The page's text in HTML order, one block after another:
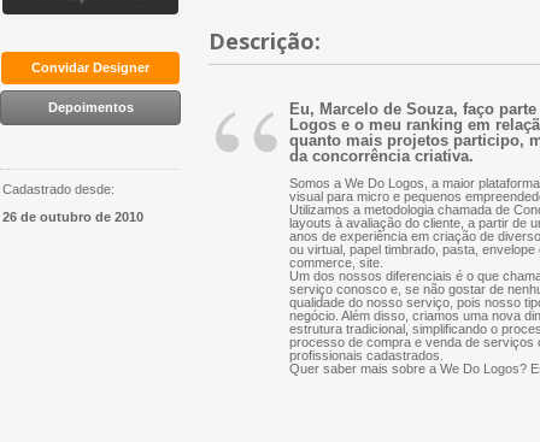
Convidar Designer
Depoimentos
Cadastrado desde:
26 de outubro de 2010
Descrição:
“
Eu, Marcelo de Souza, faço
Logos e o meu ranking em
quanto mais projetos participo,
da concorrência criativa.
Somos a We Do Logos, a maior
visual para micro e pequenos
Utilizamos a metodologia chamada de
layouts à avaliação do cliente, a partir de
anos de experiência em criação de
ou virtual, papel timbrado, pasta,
commerce, site.
Um dos nossos diferenciais é o que
serviço conosco e, se não gostar de
qualidade do nosso serviço, pois nosso
negócio. Além disso, criamos uma nova
estrutura tradicional, simplificando o
processo de compra e venda de serviços
profissionais cadastrados.
Quer saber mais sobre a We Do Logos?